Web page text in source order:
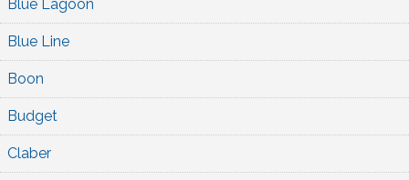
Blue Lagoon
Blue Line
Boon
Budget
Claber